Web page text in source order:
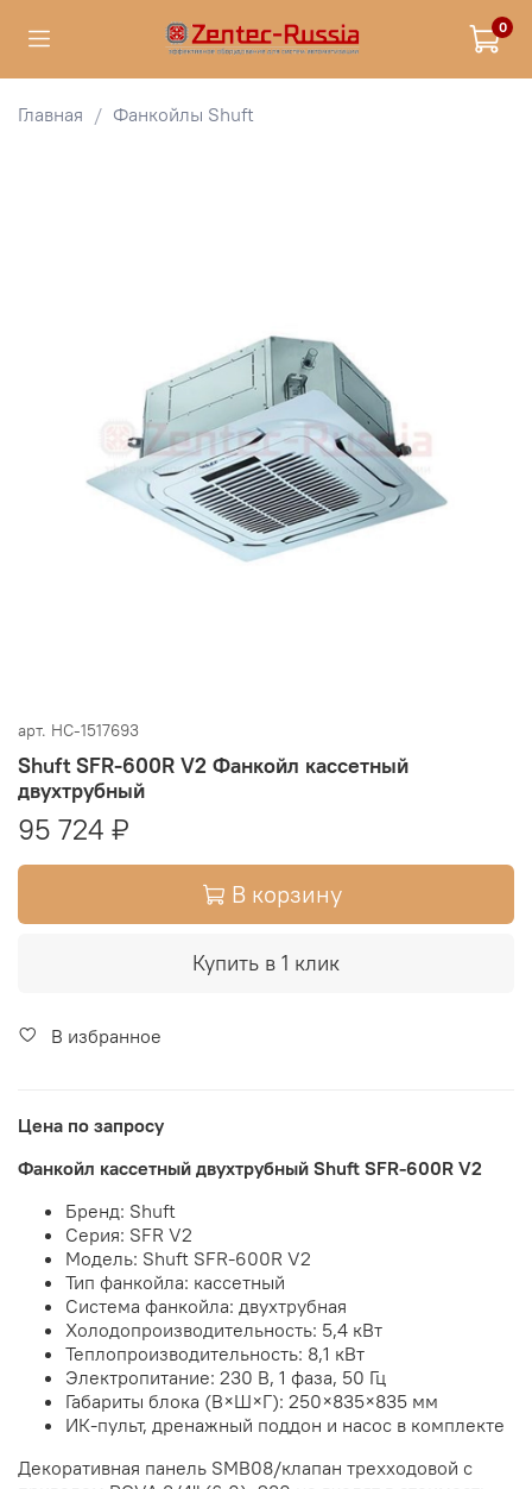
0
Главная Фанкойлы Shuft
арт. НС-1517693
Shuft SFR-600R V2 Фанкойл кассетный
двухтрубный
95 724 ₽
В корзину
Купить в 1 клик
В избранное
Цена по запросу
Фанкойл кассетный двухтрубный Shuft SFR-600R V2
Бренд: Shuft
Серия: SFR V2
Модель: Shuft SFR-600R V2
Тип фанкойла: кассетный
Система фанкойла: двухтрубная
Холодопроизводительность: 5,4 кВт
Теплопроизводительность: 8,1 кВт
Электропитание: 230 В, 1 фаза, 50 Гц
Габариты блока (В×Ш×Г): 250×835×835 мм
ИК-пульт, дренажный поддон и насос в комплекте
Декоративная панель SMB08/клапан трехходовой с